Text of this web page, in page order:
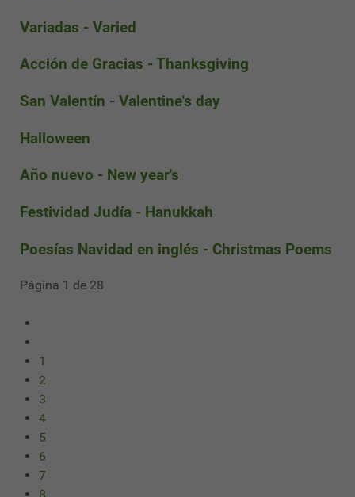
Variadas - Varied
Acción de Gracias - Thanksgiving
San Valentín - Valentine's day
Halloween
Año nuevo - New year's
Festividad Judía - Hanukkah
Poesías Navidad en inglés - Christmas Poems
Página 1 de 28
1
2
3
4
5
6
7
8